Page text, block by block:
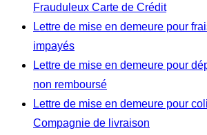
Frauduleux Carte de Crédit
Lettre de mise en demeure pour
impayés
Lettre de mise en demeure pour
non remboursé
Lettre de mise en demeure pour
Compagnie de livraison